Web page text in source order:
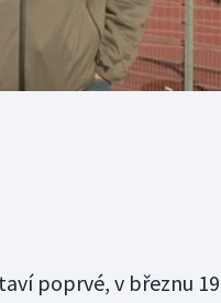
poprvé, v březnu